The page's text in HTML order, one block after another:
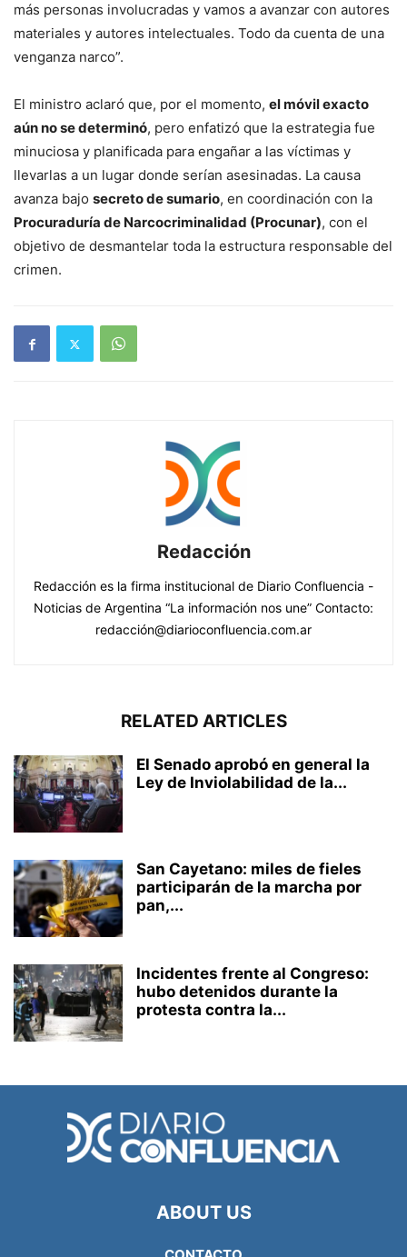
más personas involucradas y vamos a avanzar con autores
materiales y autores intelectuales. Todo da cuenta de una
venganza narco”.
El ministro aclaró que, por el momento, el móvil exacto
aún no se determinó, pero enfatizó que la estrategia fue
minuciosa y planificada para engañar a las víctimas y
llevarlas a un lugar donde serían asesinadas. La causa
avanza bajo secreto de sumario, en coordinación con la
Procuraduría de Narcocriminalidad (Procunar), con el
objetivo de desmantelar toda la estructura responsable del
crimen.
Redacción
Redacción es la firma institucional de Diario Confluencia -
Noticias de Argentina “La información nos une” Contacto:
redacción@diarioconfluencia.com.ar
RELATED ARTICLES
El Senado aprobó en general la
Ley de Inviolabilidad de la...
San Cayetano: miles de fieles
participarán de la marcha por
pan,...
Incidentes frente al Congreso:
hubo detenidos durante la
protesta contra la...
ABOUT US